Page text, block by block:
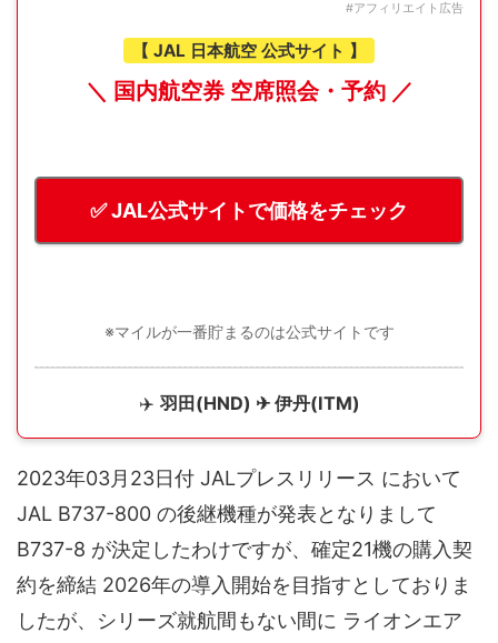
#アフィリエイト広告
【 JAL 日本航空 公式サイト 】
＼ 国内航空券 空席照会・予約 ／
✅ JAL公式サイトで価格をチェック
※マイルが一番貯まるのは公式サイトです
✈️ 羽田(HND) ✈ 伊丹(ITM)
2023年03月23日付 JALプレスリリース において
JAL B737-800 の後継機種が発表となりまして
B737-8 が決定したわけですが、確定21機の購入契
約を締結 2026年の導入開始を目指すとしておりま
したが、シリーズ就航間もない間に ライオンエア